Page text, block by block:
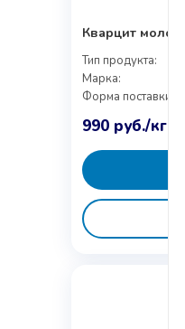
Кварцит
Тип продукта:
Марка:
Форма поставки:
990 руб./кг